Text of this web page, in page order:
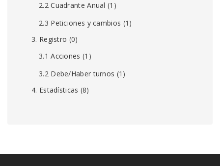
2.2 Cuadrante Anual (1)
2.3 Peticiones y cambios (1)
3. Registro (0)
3.1 Acciones (1)
3.2 Debe/Haber turnos (1)
4. Estadísticas (8)